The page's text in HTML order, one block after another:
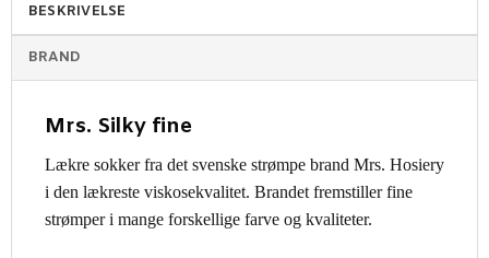
BESKRIVELSE
BRAND
Mrs. Silky fine
Lækre sokker fra det svenske strømpe brand Mrs. Hosiery
i den lækreste viskosekvalitet. Brandet fremstiller fine
strømper i mange forskellige farve og kvaliteter.